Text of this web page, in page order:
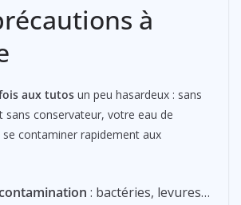
à
aux tutos un peu hasardeux : sans
sans conservateur, votre eau de
contaminer rapidement aux
: bactéries, levures…